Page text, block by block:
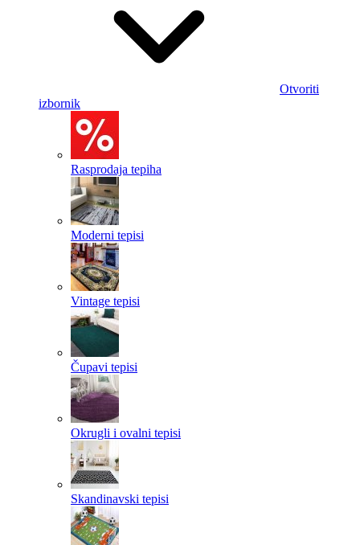
Otvoriti
izbornik
Rasprodaja tepiha
Moderni tepisi
Vintage tepisi
Čupavi tepisi
Okrugli i ovalni tepisi
Skandinavski tepisi